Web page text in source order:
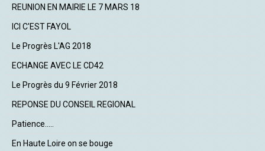
REUNION EN MAIRIE LE 7 MARS 18
ICI C'EST FAYOL
Le Progrès L'AG 2018
ECHANGE AVEC LE CD42
Le Progrès du 9 Février 2018
REPONSE DU CONSEIL REGIONAL
Patience.....
En Haute Loire on se bouge